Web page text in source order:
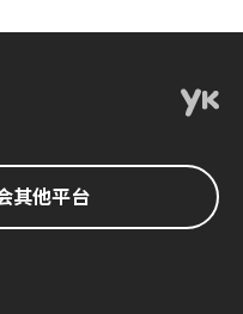
其他平台